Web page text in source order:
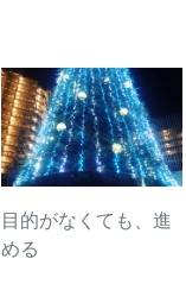
目的がなくても、進
める